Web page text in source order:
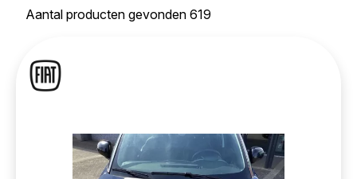
Aantal producten gevonden 619